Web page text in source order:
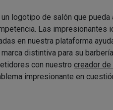
logotipo de salón que pueda
Las impresionantes
en nuestra plataforma
distintiva para su
con nuestro creador
impresionante en